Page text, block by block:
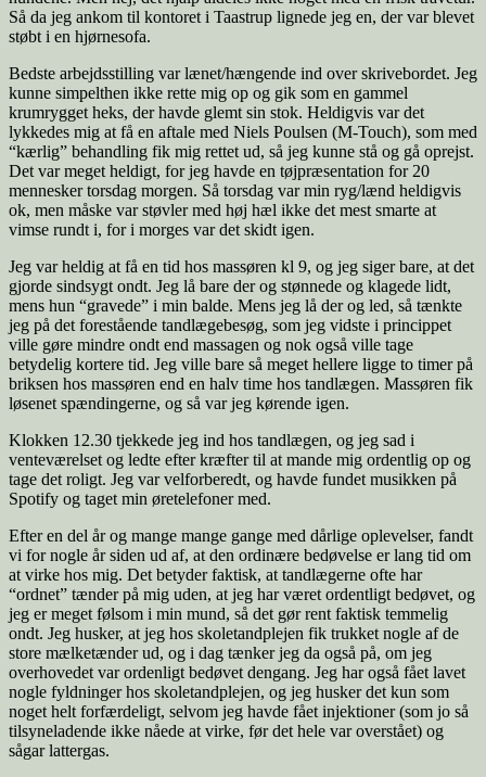
Så da jeg ankom til kontoret i Taastrup lignede jeg en, der var blevet
støbt i en hjørnesofa.
Bedste arbejdsstilling var lænet/hængende ind over skrivebordet. Jeg
kunne simpelthen ikke rette mig op og gik som en gammel
krumrygget heks, der havde glemt sin stok. Heldigvis var det
lykkedes mig at få en aftale med Niels Poulsen (M-Touch), som med
“kærlig” behandling fik mig rettet ud, så jeg kunne stå og gå oprejst.
Det var meget heldigt, for jeg havde en tøjpræsentation for 20
mennesker torsdag morgen. Så torsdag var min ryg/lænd heldigvis
ok, men måske var støvler med høj hæl ikke det mest smarte at
vimse rundt i, for i morges var det skidt igen.
Jeg var heldig at få en tid hos massøren kl 9, og jeg siger bare, at det
gjorde sindsygt ondt. Jeg lå bare der og stønnede og klagede lidt,
mens hun “gravede” i min balde. Mens jeg lå der og led, så tænkte
jeg på det forestående tandlægebesøg, som jeg vidste i princippet
ville gøre mindre ondt end massagen og nok også ville tage
betydelig kortere tid. Jeg ville bare så meget hellere ligge to timer på
briksen hos massøren end en halv time hos tandlægen. Massøren fik
løsenet spændingerne, og så var jeg kørende igen.
Klokken 12.30 tjekkede jeg ind hos tandlægen, og jeg sad i
venteværelset og ledte efter kræfter til at mande mig ordentlig op og
tage det roligt. Jeg var velforberedt, og havde fundet musikken på
Spotify og taget min øretelefoner med.
Efter en del år og mange mange gange med dårlige oplevelser, fandt
vi for nogle år siden ud af, at den ordinære bedøvelse er lang tid om
at virke hos mig. Det betyder faktisk, at tandlægerne ofte har
“ordnet” tænder på mig uden, at jeg har været ordentligt bedøvet, og
jeg er meget følsom i min mund, så det gør rent faktisk temmelig
ondt. Jeg husker, at jeg hos skoletandplejen fik trukket nogle af de
store mælketænder ud, og i dag tænker jeg da også på, om jeg
overhovedet var ordenligt bedøvet dengang. Jeg har også fået lavet
nogle fyldninger hos skoletandplejen, og jeg husker det kun som
noget helt forfærdeligt, selvom jeg havde fået injektioner (som jo så
tilsyneladende ikke nåede at virke, før det hele var overstået) og
sågar lattergas.